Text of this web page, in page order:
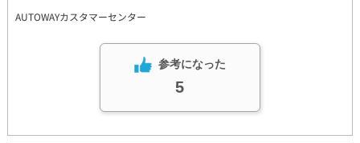
AUTOWAYカスタマーセンター
参考になった
5